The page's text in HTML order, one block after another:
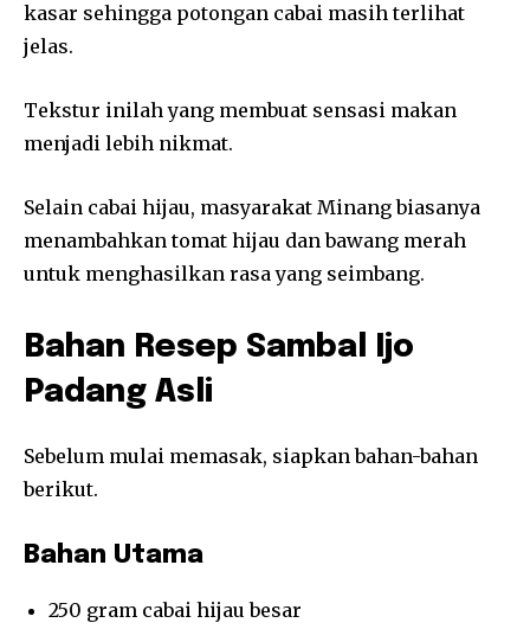
kasar sehingga potongan cabai masih terlihat
jelas.
Tekstur inilah yang membuat sensasi makan
menjadi lebih nikmat.
Selain cabai hijau, masyarakat Minang biasanya
menambahkan tomat hijau dan bawang merah
untuk menghasilkan rasa yang seimbang.
Bahan Resep Sambal Ijo
Padang Asli
Sebelum mulai memasak, siapkan bahan-bahan
berikut.
Bahan Utama
250 gram cabai hijau besar